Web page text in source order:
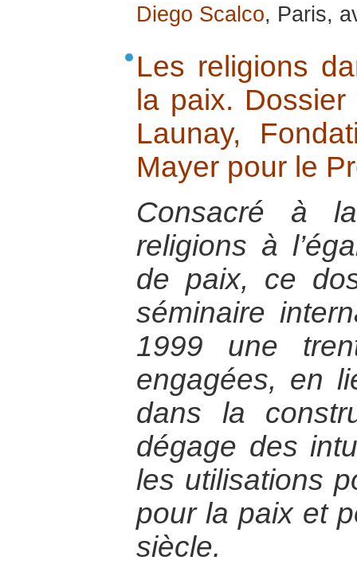
Diego Scalco, Paris,
Les religions
la paix.
Launay,
Mayer pour le
Consacré à
religions à
de paix, ce
séminaire
1999 une
engagées, en
dans la
dégage des
les utilisations
pour la paix et
siècle.